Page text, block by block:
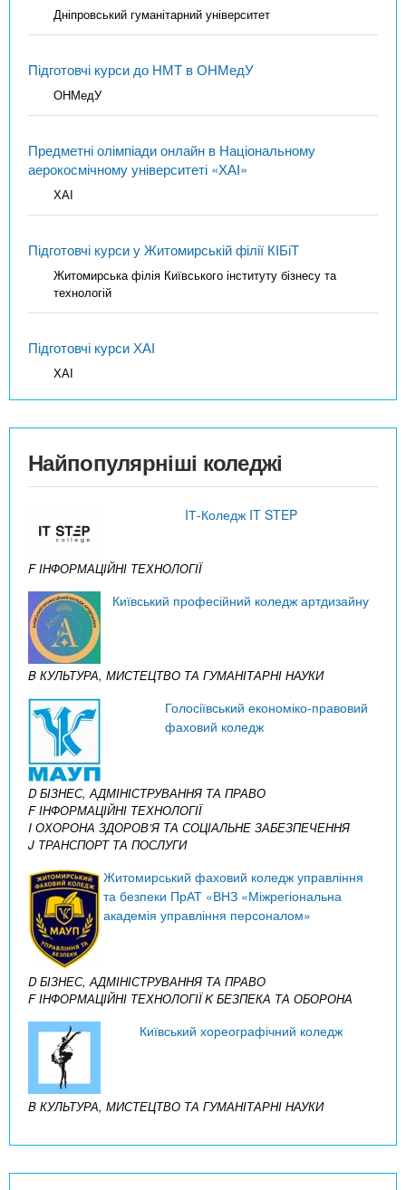
Дніпровський гуманітарний університет
Підготовчі курси до НМТ в ОНМедУ
ОНМедУ
Предметні олімпіади онлайн в Національному
аерокосмічному університеті «ХАІ»
ХАІ
Підготовчі курси у Житомирській філії КІБіТ
Житомирська філія Київського інституту бізнесу та
технологій
Підготовчі курси ХАІ
ХАІ
Найпопулярніші коледжі
IТ-Коледж IT STEP
F ІНФОРМАЦІЙНІ ТЕХНОЛОГІЇ
Київський професійний коледж артдизайну
B КУЛЬТУРА, МИСТЕЦТВО ТА ГУМАНІТАРНІ НАУКИ
Голосіївський економіко-правовий
фаховий коледж
D БІЗНЕС, АДМІНІСТРУВАННЯ ТА ПРАВО
F ІНФОРМАЦІЙНІ ТЕХНОЛОГІЇ
I ОХОРОНА ЗДОРОВ’Я ТА СОЦІАЛЬНЕ ЗАБЕЗПЕЧЕННЯ
J ТРАНСПОРТ ТА ПОСЛУГИ
Житомирський фаховий коледж управління
та безпеки ПрАТ «ВНЗ «Міжрегіональна
академія управління персоналом»
D БІЗНЕС, АДМІНІСТРУВАННЯ ТА ПРАВО
F ІНФОРМАЦІЙНІ ТЕХНОЛОГІЇK БЕЗПЕКА ТА ОБОРОНА
Київський хореографічний коледж
B КУЛЬТУРА, МИСТЕЦТВО ТА ГУМАНІТАРНІ НАУКИ